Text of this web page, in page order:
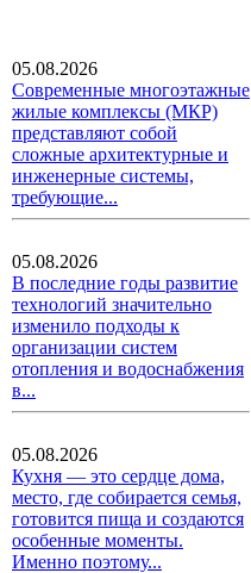
05.08.2026
Современные многоэтажные
жилые комплексы (МКР)
представляют собой
сложные архитектурные и
инженерные системы,
требующие...
05.08.2026
В последние годы развитие
технологий значительно
изменило подходы к
организации систем
отопления и водоснабжения
в...
05.08.2026
Кухня — это сердце дома,
место, где собирается семья,
готовится пища и создаются
особенные моменты.
Именно поэтому...